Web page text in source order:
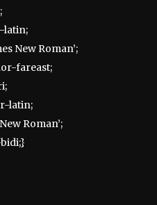
latin;
New Roman’;
fareast;
latin;
Roman’;